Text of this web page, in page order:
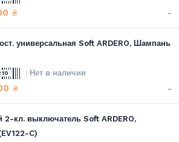
₴ -
универсальная Soft ARDERO, Шампань
Нет в наличии
₴ -
2-кл. выключатель Soft ARDERO,
C)